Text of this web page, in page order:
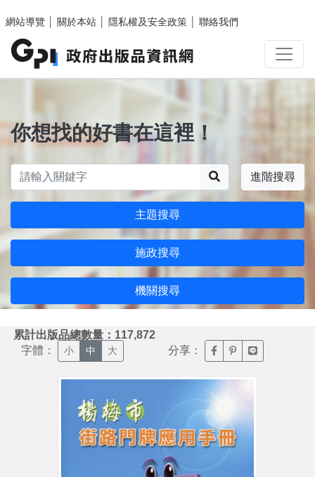
網站導覽
關於本站 隱私權及安全政策 聯絡我們
你想找的好書在這裡！
進階搜尋
主題搜尋
施政搜尋
機關搜尋
累計出版品總數量：117,872
字體： 小 中 大 分享： 臉書分享(另開新視窗)
噗浪分享(另開新
Line分享(另